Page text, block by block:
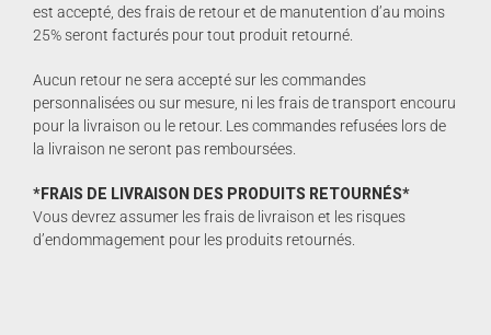
est accepté, des frais de retour et de manutention d’au moins
25% seront facturés pour tout produit retourné.
Aucun retour ne sera accepté sur les commandes
personnalisées ou sur mesure, ni les frais de transport encouru
pour la livraison ou le retour. Les commandes refusées lors de
la livraison ne seront pas remboursées.
*FRAIS DE LIVRAISON DES PRODUITS RETOURNÉS*
Vous devrez assumer les frais de livraison et les risques
d’endommagement pour les produits retournés.